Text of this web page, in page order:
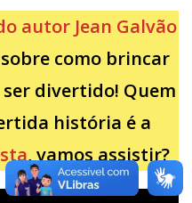
autor Jean Galvão
como brincar
divertido! Quem
história é a
, vamos assistir?